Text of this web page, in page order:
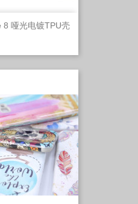
8 哑光电镀TPU壳